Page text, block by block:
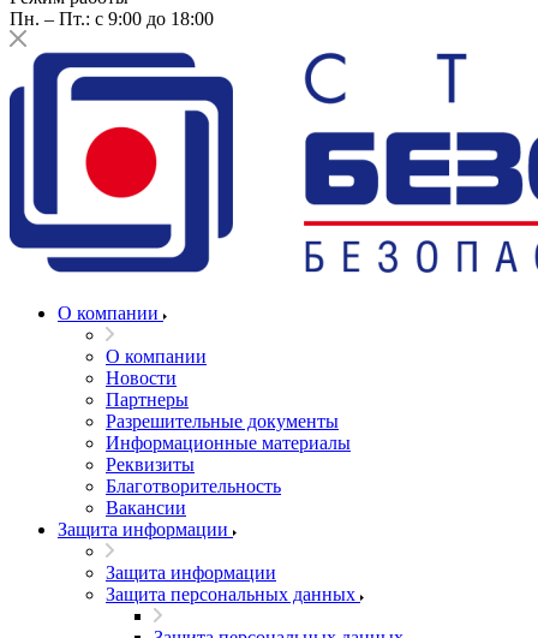
Пн. – Пт.: с 9:00 до 18:00
О компании
О компании
Новости
Партнеры
Разрешительные документы
Информационные материалы
Реквизиты
Благотворительность
Вакансии
Защита информации
Защита информации
Защита персональных данных